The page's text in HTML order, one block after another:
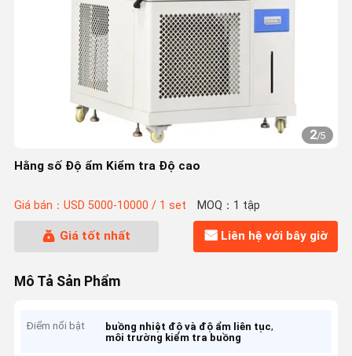
2/5
Hằng số Độ ẩm Kiểm tra Độ cao
Giá bán：USD 5000-10000 / 1 set MOQ：1 tập
Giá tốt nhất Liên hệ với bây giờ
Mô Tả Sản Phẩm
Điểm nổi bật buồng nhiệt độ và độ ẩm liên tục,
môi trường kiểm tra buồng